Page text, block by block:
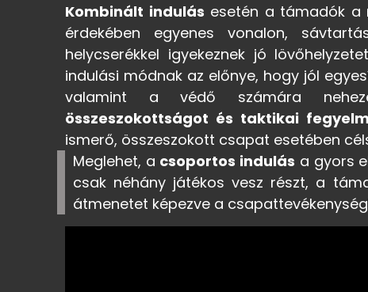
Kombinált indulás esetén a támadók a
érdekében egyenes vonalon,
helycserékkel igyekeznek jó
indulási módnak az előnye, hogy jól
valamint a védő számára
összeszokottságot és taktikai
ismerő, összeszokott csapat esetében
Meglehet, a csoportos indulás a gyors
csak néhány játékos vesz részt, a
átmenetet képezve a